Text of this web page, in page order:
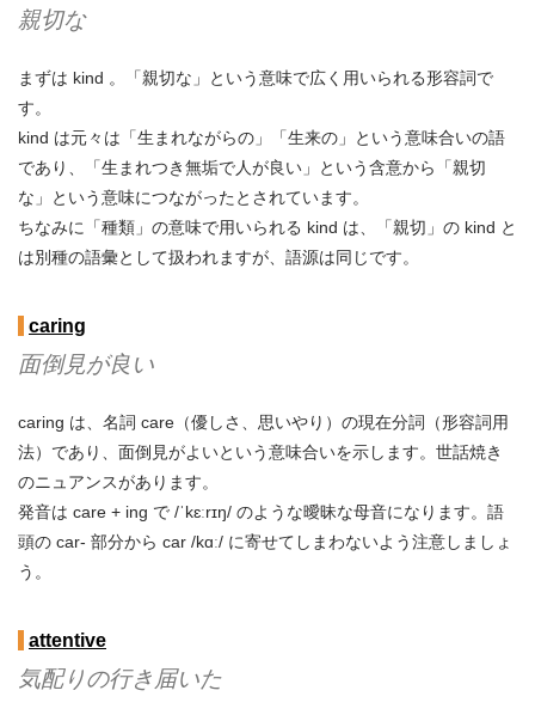
親切な
まずは kind 。「親切な」という意味で広く用いられる形容詞で
す。
kind は元々は「生まれながらの」「生来の」という意味合いの語
であり、「生まれつき無垢で人が良い」という含意から「親切
な」という意味につながったとされています。
ちなみに「種類」の意味で用いられる kind は、「親切」の kind と
は別種の語彙として扱われますが、語源は同じです。
caring
面倒見が良い
caring は、名詞 care（優しさ、思いやり）の現在分詞（形容詞用
法）であり、面倒見がよいという意味合いを示します。世話焼き
のニュアンスがあります。
発音は care + ing で /ˈkɛːrɪŋ/ のような曖昧な母音になります。語
頭の car- 部分から car /kɑː/ に寄せてしまわないよう注意しましょ
う。
attentive
気配りの行き届いた